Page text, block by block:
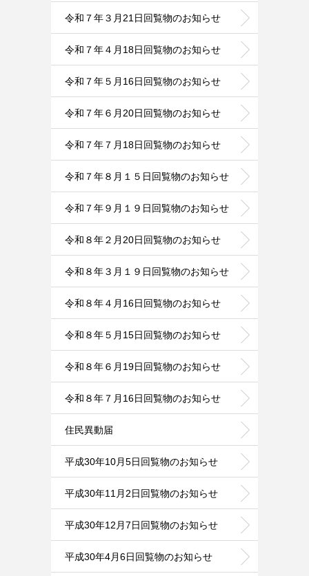
令和７年３月21日回覧物のお知らせ
令和７年４月18日回覧物のお知らせ
令和７年５月16日回覧物のお知らせ
令和７年６月20日回覧物のお知らせ
令和７年７月18日回覧物のお知らせ
令和７年８月１５日回覧物のお知らせ
令和７年９月１９日回覧物のお知らせ
令和８年２月20日回覧物のお知らせ
令和８年３月１９日回覧物のお知らせ
令和８年４月16日回覧物のお知らせ
令和８年５月15日回覧物のお知らせ
令和８年６月19日回覧物のお知らせ
令和８年７月16日回覧物のお知らせ
住民異動届
平成30年10月5日回覧物のお知らせ
平成30年11月2日回覧物のお知らせ
平成30年12月7日回覧物のお知らせ
平成30年4月6日回覧物のお知らせ